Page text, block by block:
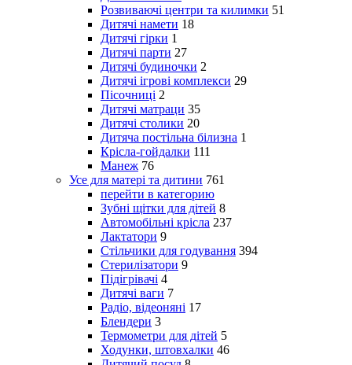
Розвиваючі центри та килимки 51
Дитячі намети 18
Дитячі гірки 1
Дитячі парти 27
Дитячі будиночки 2
Дитячі ігрові комплекси 29
Пісочниці 2
Дитячі матраци 35
Дитячі столики 20
Дитяча постільна білизна 1
Крісла-гойдалки 111
Манеж 76
Усе для матері та дитини 761
перейти в категорию
Зубні щітки для дітей 8
Автомобільні крісла 237
Лактатори 9
Стільчики для годування 394
Стерилізатори 9
Підігрівачі 4
Дитячі ваги 7
Радіо, відеоняні 17
Блендери 3
Термометри для дітей 5
Ходунки, штовхалки 46